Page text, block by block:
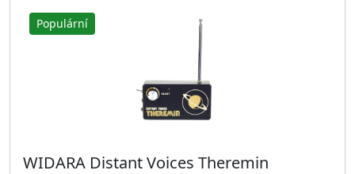
Populární
WIDARA Distant Voices Theremin